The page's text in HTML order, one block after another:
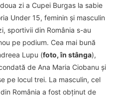
zi a Cupei Burgas la sabie
Under 15, feminin și masculin
sportivii din România s-au
pe podium. Cea mai bună
Lupu (foto, în stânga),
de Ana Maria Ciobanu și
pe locul trei. La masculin, cel
România a fost obținut de